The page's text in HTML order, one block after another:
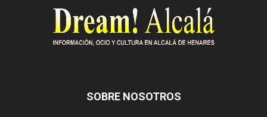
SOBRE NOSOTROS